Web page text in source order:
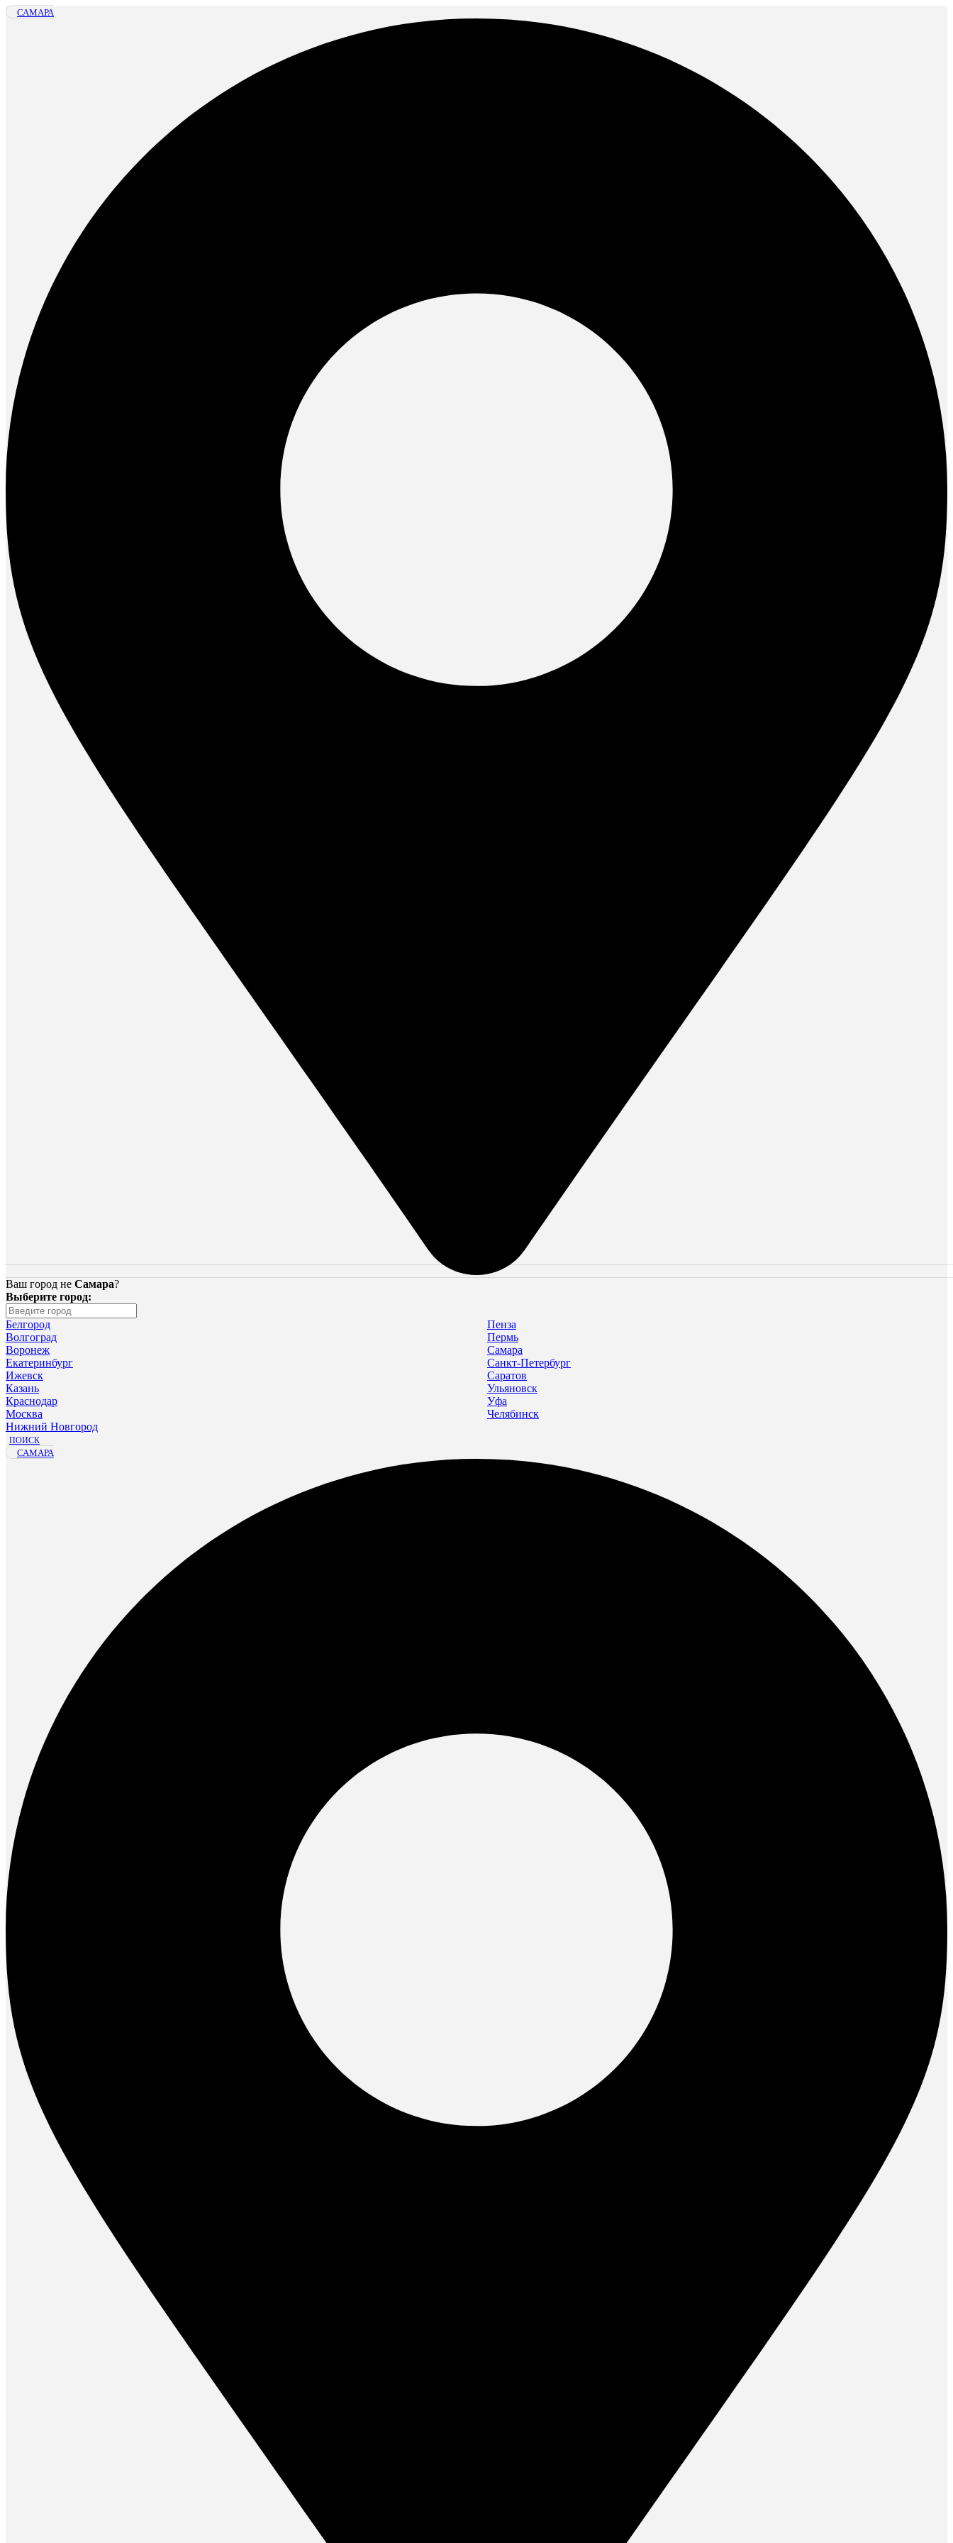
САМАРА
Ваш город не Самара?
Выберите город:
Белгород
Волгоград
Воронеж
Екатеринбург
Ижевск
Казань
Краснодар
Москва
Нижний Новгород
Пенза
Пермь
Самара
Санкт-Петербург
Саратов
Ульяновск
Уфа
Челябинск
ПОИСК
САМАРА